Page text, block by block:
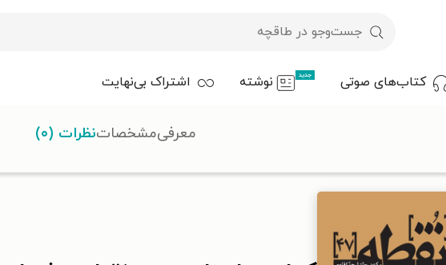
کتاب‌های صوتی جدید نوشته اشتراک بی‌نهایت
معرفیمشخصاتنظرات (۰)